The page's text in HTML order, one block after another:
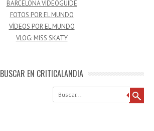
BARCELONA VIDEOGUIDE
FOTOS POR EL MUNDO
VÍDEOS POR EL MUNDO
VLOG: MISS SKATY
BUSCAR EN CRITICALANDIA
Buscar